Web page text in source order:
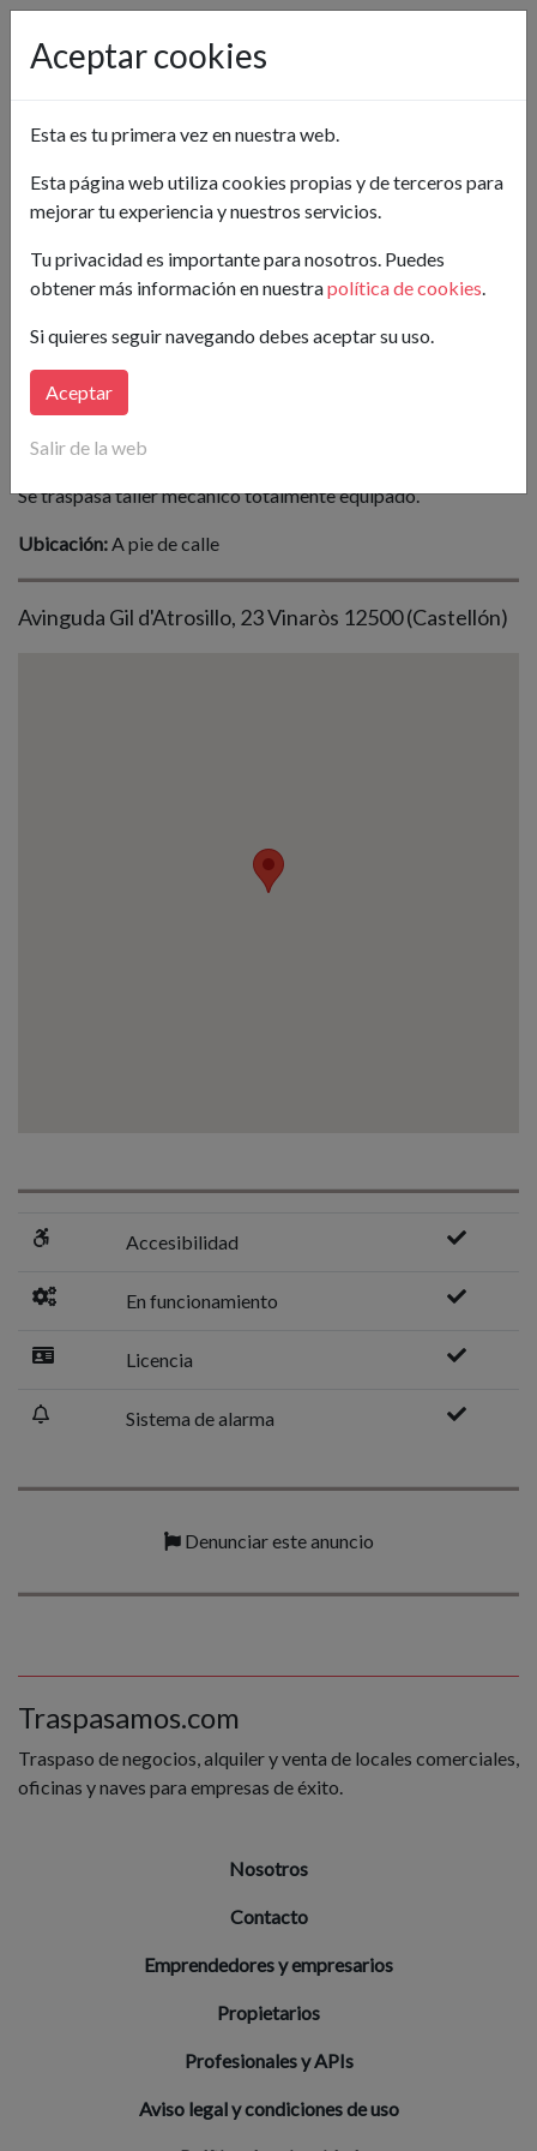
Taller mecánico
Avinguda Gil d'Atrosillo, 23
ref: 125000005 400m
Se traspasa taller mecánico totalmente equipado.
Ubicación:A pie de calle
Avinguda Gil d'Atrosillo, 23 Vinaròs 12500 (Castellón)
Accesibilidad
En funcionamiento
Licencia
Sistema de alarma
Denunciar este anuncio
Traspasamos.com
Traspaso de negocios, alquiler y venta de locales comerciales,
oficinas y naves para empresas de éxito.
Nosotros
Contacto
Emprendedores y empresarios
Propietarios
Profesionales y APIs
Aviso legal y condiciones de uso
Aceptar cookies
Esta es tu primera vez en nuestra web.
Esta página web utiliza cookies propias y de terceros para
mejorar tu experiencia y nuestros servicios.
Tu privacidad es importante para nosotros. Puedes
obtener más información en nuestrapolítica de cookies.
Si quieres seguir navegando debes aceptar su uso.
Aceptar
Salir de la web